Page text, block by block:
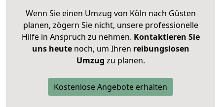
Wenn Sie einen Umzug von Köln nach Güsten
planen, zögern Sie nicht, unsere professionelle
Hilfe in Anspruch zu nehmen. Kontaktieren Sie
uns heutenoch, um Ihren reibungslosen
Umzug zu planen.
Kostenlose Angebote erhalten